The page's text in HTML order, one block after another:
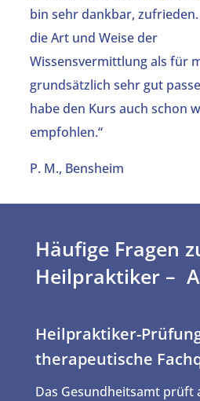
bin sehr dankbar,
die Art und Weise der
Wissensvermittlung als für
grundsätzlich sehr gut
habe den Kurs auch schon
empfohlen.“
P. M., Bensheim
Häufige Fragen
Heilpraktiker –
Heilpraktiker-
therapeutische
Das Gesundheitsamt prüft